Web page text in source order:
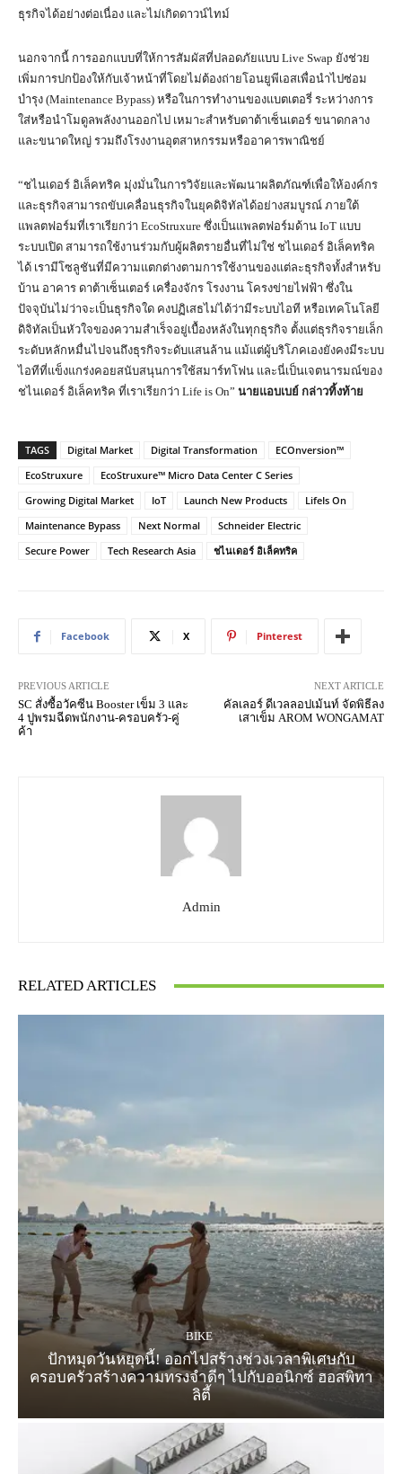
ธุรกิจได้อย่างต่อเนื่อง และไม่เกิดดาวน์ไทม์
นอกจากนี้ การออกแบบที่ให้การสัมผัสที่ปลอดภัยแบบ Live Swap ยังช่วย
เพิ่มการปกป้องให้กับเจ้าหน้าที่โดยไม่ต้องถ่ายโอนยูพีเอสเพื่อนำไปซ่อม
บำรุง (Maintenance Bypass) หรือในการทำงานของแบตเตอรี่ ระหว่างการ
ใส่หรือนำโมดูลพลังงานออกไป เหมาะสำหรับดาต้าเซ็นเตอร์ ขนาดกลาง
และขนาดใหญ่ รวมถึงโรงงานอุตสาหกรรมหรืออาคารพาณิชย์
“ชไนเดอร์ อิเล็คทริค มุ่งมั่นในการวิจัยและพัฒนาผลิตภัณฑ์เพื่อให้องค์กร
และธุรกิจสามารถขับเคลื่อนธุรกิจในยุคดิจิทัลได้อย่างสมบูรณ์ ภายใต้
แพลตฟอร์มที่เราเรียกว่า EcoStruxure ซึ่งเป็นแพลตฟอร์มด้าน IoT แบบ
ระบบเปิด สามารถใช้งานร่วมกับผู้ผลิตรายอื่นที่ไม่ใช่ ชไนเดอร์ อิเล็คทริค
ได้ เรามีโซลูชันที่มีความแตกต่างตามการใช้งานของแต่ละธุรกิจทั้งสำหรับ
บ้าน อาคาร ดาต้าเซ็นเตอร์ เครื่องจักร โรงงาน โครงข่ายไฟฟ้า ซึ่งใน
ปัจจุบันไม่ว่าจะเป็นธุรกิจใด คงปฏิเสธไม่ได้ว่ามีระบบไอที หรือเทคโนโลยี
ดิจิทัลเป็นหัวใจของความสำเร็จอยู่เบื้องหลังในทุกธุรกิจ ตั้งแต่ธุรกิจรายเล็ก
ระดับหลักหมื่นไปจนถึงธุรกิจระดับแสนล้าน แม้แต่ผู้บริโภคเองยังคงมีระบบ
ไอทีที่แข็งแกร่งคอยสนับสนุนการใช้สมาร์ทโฟน และนี่เป็นเจตนารมณ์ของ
ชไนเดอร์ อิเล็คทริค ที่เราเรียกว่า Life is On” นายแอบเบย์ กล่าวทิ้งท้าย
TAGS Digital Market Digital Transformation
ECOnversion™
EcoStruxure
EcoStruxure™ Micro Data Center C Series
Growing Digital Market
IoT Launch New Products
LifeIs On
Maintenance Bypass
Next Normal
Schneider Electric
Secure Power
Tech Research Asia ชไนเดอร์ อิเล็คทริค
Facebook X Pinterest
PREVIOUS ARTICLE
SC สั่งซื้อวัคซีน Booster เข็ม 3 และ
4 ปูพรมฉีดพนักงาน-ครอบครัว-คู่
ค้า
NEXT ARTICLE
คัลเลอร์ ดีเวลลอปเม้นท์ จัดพิธีลง
เสาเข็ม AROM WONGAMAT
Admin
RELATED ARTICLES
BIKE
ปักหมุดวันหยุดนี้! ออกไปสร้างช่วงเวลาพิเศษกับ
ครอบครัวสร้างความทรงจำดีๆ ไปกับออนิกซ์ ฮอสพิทา
ลิตี้